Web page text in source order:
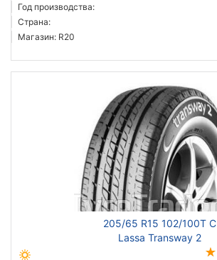
Год производства:
Страна:
Магазин: R20
205/65 R15 102/100T C
Lassa Transway 2